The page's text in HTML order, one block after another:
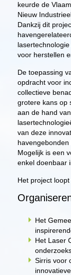
keurde de
Nieuw
Dankzij dit
voor herstellen
De toepassing
opdracht voor
collectieve
grotere kans op
aan de hand
van deze
havengebonden
Mogelijk is een
enkel doenbaar
Het project
Het
Het Laser
Sirris voor